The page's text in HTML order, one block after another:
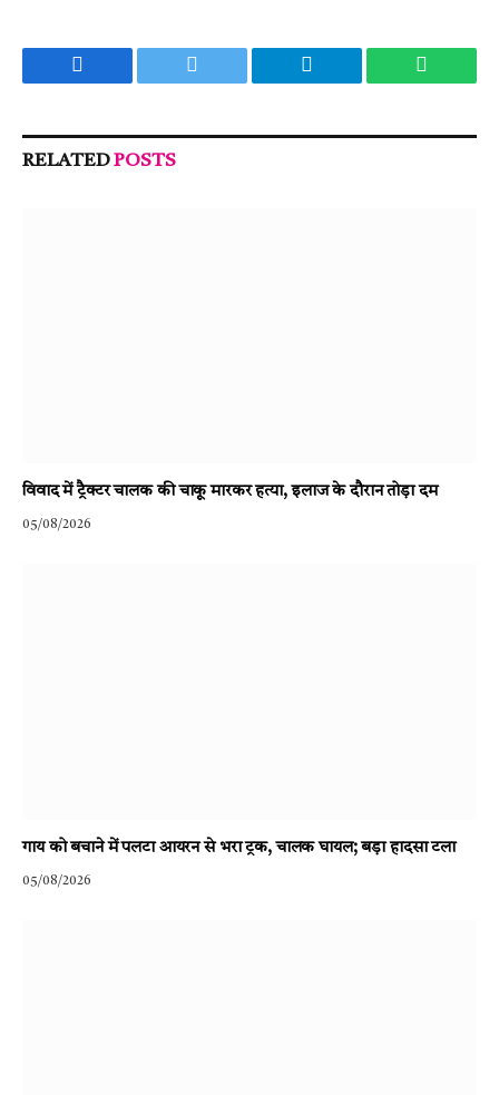
Facebook Twitter Telegram
RELATEDPOSTS
विवाद में ट्रैक्टर चालक की चाकू मारकर हत्या, इलाज के दौरान तोड़ा दम
05/08/2026
गाय को बचाने में पलटा आयरन से भरा ट्रक, चालक घायल; बड़ा हादसा टला
05/08/2026